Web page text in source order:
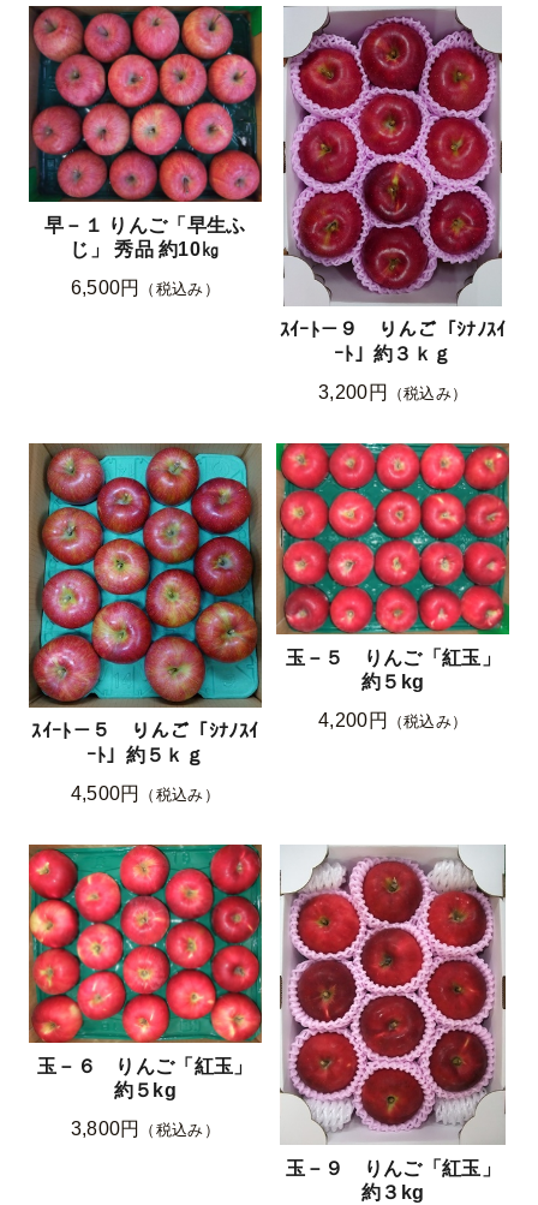
早－１ りんご「早生ふ
じ」 秀品 約10㎏
6,500円
（税込み）
ｽｲｰﾄ－９ りんご「ｼﾅﾉｽｲ
ｰﾄ」約３ｋｇ
3,200円
（税込み）
ｽｲｰﾄ－５ りんご「ｼﾅﾉｽｲ
ｰﾄ」約５ｋｇ
4,500円
（税込み）
玉－５ りんご「紅玉」
約５kg
4,200円
（税込み）
玉－６ りんご「紅玉」
約５kg
3,800円
（税込み）
玉－９ りんご「紅玉」
約３kg